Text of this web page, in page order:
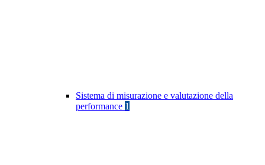
Sistema di misurazione e valutazione della
performance 1